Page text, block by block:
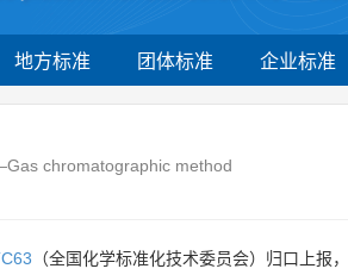
地方标准 团体标准 企业标准
chromatographic method
（全国化学标准化技术委员会）归口上报，